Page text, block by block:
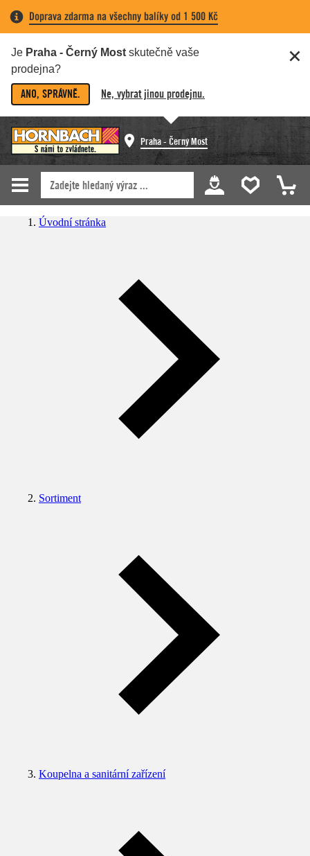
Doprava zdarma na všechny balíky od 1 500 Kč
Je Praha - Černý Most skutečně vaše
prodejna?
ANO, SPRÁVNĚ. Ne, vybrat jinou prodejnu.
Praha - Černý Most
Úvodní stránka
Sortiment
Koupelna a sanitární zařízení